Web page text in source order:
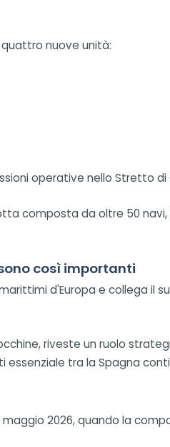
nuove unità:
operative nello Stretto
composta da oltre 50
così importanti
d'Europa e collega
riveste un ruolo
tra la Spagna
maggio 2026, quando la